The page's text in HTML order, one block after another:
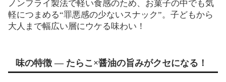
ノンフライ製法で軽い食感のため、お菓子の中でも気
軽につまめる“罪悪感の少ないスナック”。子どもから
大人まで幅広い層にウケる味わい！
味の特徴 — たらこ×醤油の旨みがクセになる！